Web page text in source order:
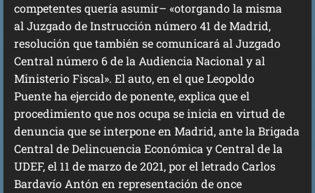
competentes quería asumir– «otorgando la misma
al Juzgado de Instrucción número 41 de Madrid,
resolución que también se comunicará al Juzgado
Central número 6 de la Audiencia Nacional y al
Ministerio Fiscal». El auto, en el que Leopoldo
Puente ha ejercido de ponente, explica que el
procedimiento que nos ocupa se inicia en virtud de
denuncia que se interpone en Madrid, ante la Brigada
Central de Delincuencia Económica y Central de la
UDEF, el 11 de marzo de 2021, por el letrado Carlos
Bardavío Antón en representación de once